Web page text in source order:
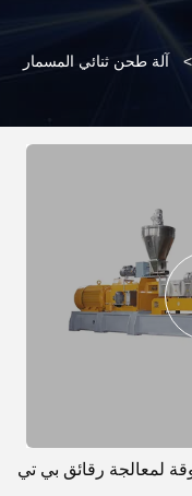
> آلة طحن ثنائي المسمار
لمعالجة رقائق بي تي